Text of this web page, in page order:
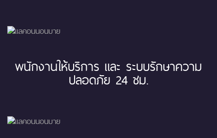
พนักงานให้บริการ และ ระบบรักษาความ
ปลอดภัย 24 ชม.